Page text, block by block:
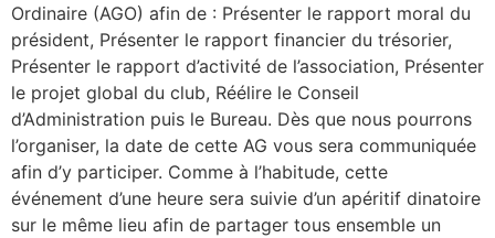
Ordinaire (AGO) afin de : Présenter le rapport moral du
président, Présenter le rapport financier du trésorier,
Présenter le rapport d’activité de l’association, Présenter
le projet global du club, Réélire le Conseil
d’Administration puis le Bureau. Dès que nous pourrons
l’organiser, la date de cette AG vous sera communiquée
afin d’y participer. Comme à l’habitude, cette
événement d’une heure sera suivie d’un apéritif dinatoire
sur le même lieu afin de partager tous ensemble un